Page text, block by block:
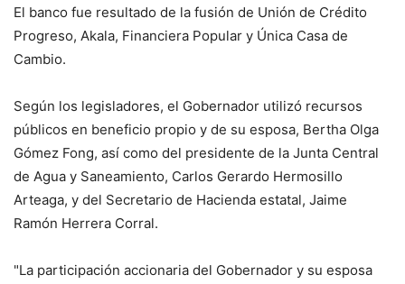
El banco fue resultado de la fusión de Unión de Crédito
Progreso, Akala, Financiera Popular y Única Casa de
Cambio.
Según los legisladores, el Gobernador utilizó recursos
públicos en beneficio propio y de su esposa, Bertha Olga
Gómez Fong, así como del presidente de la Junta Central
de Agua y Saneamiento, Carlos Gerardo Hermosillo
Arteaga, y del Secretario de Hacienda estatal, Jaime
Ramón Herrera Corral.
"La participación accionaria del Gobernador y su esposa